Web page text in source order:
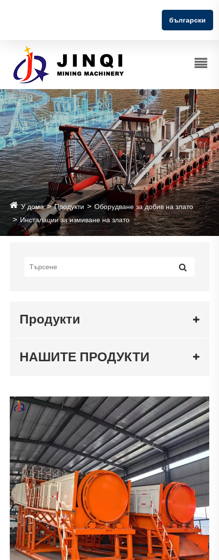
български
У дома Продукти
Оборудване за добив на злато
Инсталации за измиване на злато
Продукти
НАШИТЕ ПРОДУКТИ